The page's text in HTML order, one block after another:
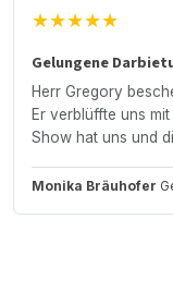
★★★★★
Gelungene
Herr Gregory
Er verblüffte uns
Show hat uns und
Monika Bräuhofer